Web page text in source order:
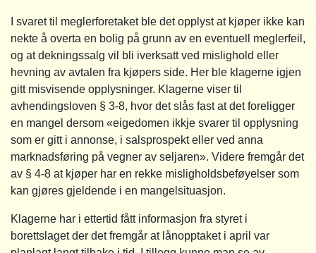
I svaret til meglerforetaket ble det opplyst at kjøper ikke kan
nekte å overta en bolig på grunn av en eventuell meglerfeil,
og at dekningssalg vil bli iverksatt ved mislighold eller
hevning av avtalen fra kjøpers side. Her ble klagerne igjen
gitt misvisende opplysninger. Klagerne viser til
avhendingsloven § 3-8, hvor det slås fast at det foreligger
en mangel dersom «eigedomen ikkje svarer til opplysning
som er gitt i annonse, i salsprospekt eller ved anna
marknadsføring på vegner av seljaren». Videre fremgår det
av § 4-8 at kjøper har en rekke misligholdsbeføyelser som
kan gjøres gjeldende i en mangelsituasjon.
Klagerne har i ettertid fått informasjon fra styret i
borettslaget der det fremgår at lånopptaket i april var